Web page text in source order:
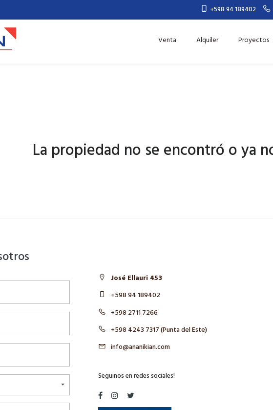
+598 94 189402
Venta Alquiler Proyectos
La propiedad no se encontró o ya
José Ellauri 453
+598 94 189402
+598 2711 7266
+598 4243 7317 (Punta del Este)
info@ananikian.com
Seguinos en redes sociales!